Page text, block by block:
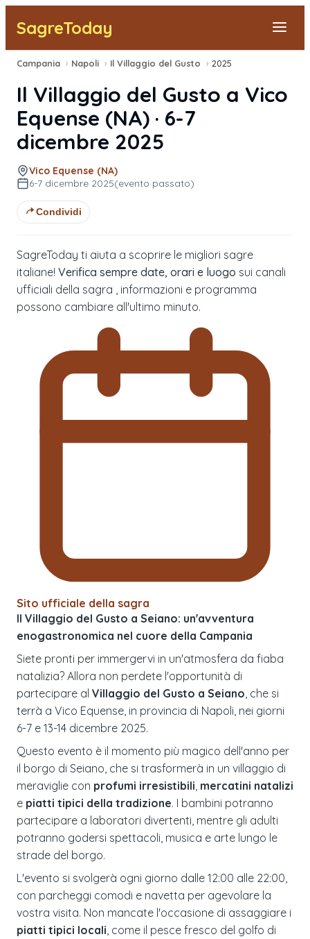
SagreToday
Segnala una sagra
Tutte le Sagre
Vicino a Me
Campania › Napoli › Il Villaggio del Gusto › 2025
Il Villaggio del Gusto a Vico
Equense (NA) · 6-7
dicembre 2025
Vico Equense (NA)
6-7 dicembre 2025(evento passato)
Condividi
SagreToday ti aiuta a scoprire le migliori sagre
italiane! Verifica sempre date, orari e luogo sui canali
ufficiali della sagra , informazioni e programma
possono cambiare all'ultimo minuto.
Sito ufficiale della sagra
Il Villaggio del Gusto a Seiano: un'avventura
enogastronomica nel cuore della Campania
Siete pronti per immergervi in un'atmosfera da fiaba
natalizia? Allora non perdete l'opportunità di
partecipare al Villaggio del Gusto a Seiano , che si
terrà a Vico Equense, in provincia di Napoli, nei giorni
6-7 e 13-14 dicembre 2025.
Questo evento è il momento più magico dell'anno per
il borgo di Seiano, che si trasformerà in un villaggio di
meraviglie con profumi irresistibili mercatini natalizi
e piatti tipici della tradizione. I bambini potranno
partecipare a laboratori divertenti, mentre gli adulti
potranno godersi spettacoli, musica e arte lungo le
strade del borgo.
L'evento si svolgerà ogni giorno dalle 12:00 alle 22:00,
con parcheggi comodi e navetta per agevolare la
vostra visita. Non mancate l'occasione di assaggiare i
piatti tipici locali , come il pesce fresco del golfo di